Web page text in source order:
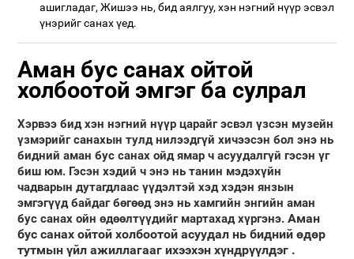
ашигладаг, Жишээ нь, бид аялгуу, хэн нэгний нүүр эсвэл
үнэрийг санах үед.
Аман бус санах ойтой
холбоотой эмгэг ба сулрал
Хэрвээ бид хэн нэгний нүүр царайг эсвэл үзсэн музейн
үзмэрийг санахын тулд нилээдгүй хичээсэн бол энэ нь
бидний аман бус санах ойд ямар ч асуудалгүй гэсэн үг
биш юм. Гэсэн хэдий ч энэ нь танин мэдэхүйн
чадварын дутагдлаас үүдэлтэй хэд хэдэн янзын
эмгэгүүд байдаг бөгөөд энэ нь хамгийн энгийн аман
бус санах ойн өдөөлтүүдийг мартахад хүргэнэ.Аман
бус санах ойтой холбоотой асуудал нь бидний өдөр
тутмын үйл ажиллагааг ихээхэн хүндрүүлдэг .